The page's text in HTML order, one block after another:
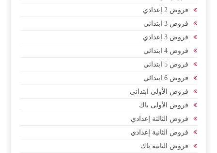
فروض 2 إعدادي
فروض 3 ابتدائي
فروض 3 إعدادي
فروض 4 ابتدائي
فروض 5 ابتدائي
فروض 6 ابتدائي
فروض الأولى ابتدائي
فروض الأولى باك
فروض الثالثة إعدادي
فروض الثانية إعدادي
فروض الثانية باك